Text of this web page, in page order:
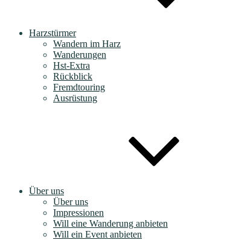
Harzstürmer
Wandern im Harz
Wanderungen
Hst-Extra
Rückblick
Fremdtouring
Ausrüstung
Über uns
Über uns
Impressionen
Will eine Wanderung anbieten
Will ein Event anbieten